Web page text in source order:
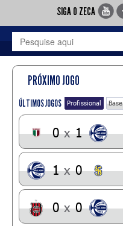
SIGA O ZECA
PRÓXIMO JOGO
ÚLTIMOS JOGOS Profissional Base
0 x 1
1 x 0
0 x 0